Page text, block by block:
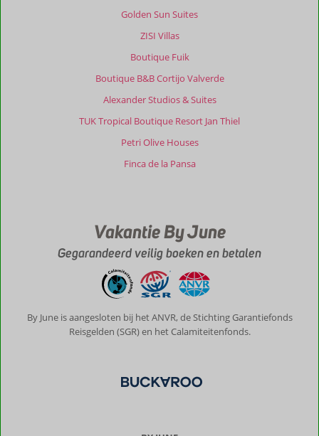
Golden Sun Suites
ZISI Villas
Boutique Fuik
Boutique B&B Cortijo Valverde
Alexander Studios & Suites
TUK Tropical Boutique Resort Jan Thiel
Petri Olive Houses
Finca de la Pansa
Vakantie By June
Gegarandeerd veilig boeken en betalen
By June is aangesloten bij het ANVR, de Stichting Garantiefonds
Reisgelden (SGR) en het Calamiteitenfonds.